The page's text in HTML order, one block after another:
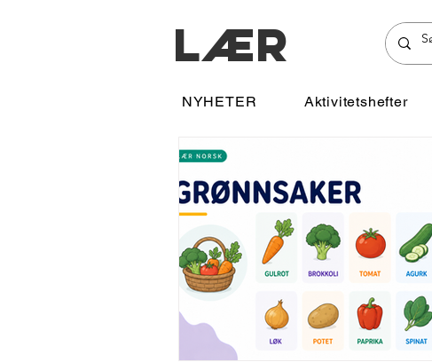
LÆR
NYHETER Aktivitetshefter